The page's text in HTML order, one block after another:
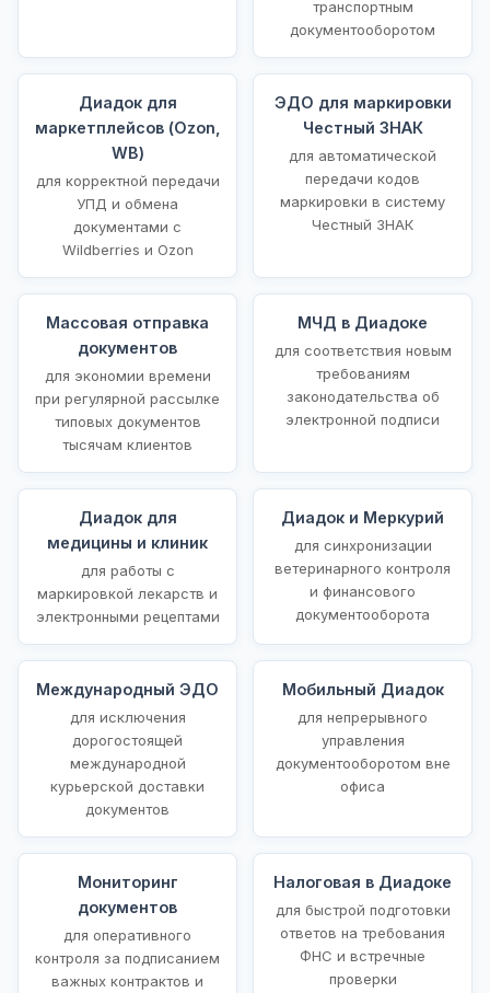
транспортным
документооборотом
Диадок для
маркетплейсов (Ozon,
WB)
для корректной передачи
УПД и обмена
документами с
Wildberries и Ozon
ЭДО для маркировки
Честный ЗНАК
для автоматической
передачи кодов
маркировки в систему
Честный ЗНАК
Массовая отправка
документов
для экономии времени
при регулярной рассылке
типовых документов
тысячам клиентов
МЧД в Диадоке
для соответствия новым
требованиям
законодательства об
электронной подписи
Диадок для
медицины и клиник
для работы с
маркировкой лекарств и
электронными рецептами
Диадок и Меркурий
для синхронизации
ветеринарного контроля
и финансового
документооборота
Международный ЭДО
для исключения
дорогостоящей
международной
курьерской доставки
документов
Мобильный Диадок
для непрерывного
управления
документооборотом вне
офиса
Мониторинг
документов
для оперативного
контроля за подписанием
важных контрактов и
Налоговая в Диадоке
для быстрой подготовки
ответов на требования
ФНС и встречные
проверки